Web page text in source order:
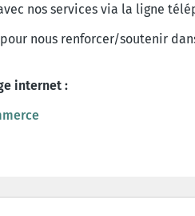
nos services via la ligne
nous renforcer/soutenir
internet :